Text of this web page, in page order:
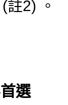
2) 。
選